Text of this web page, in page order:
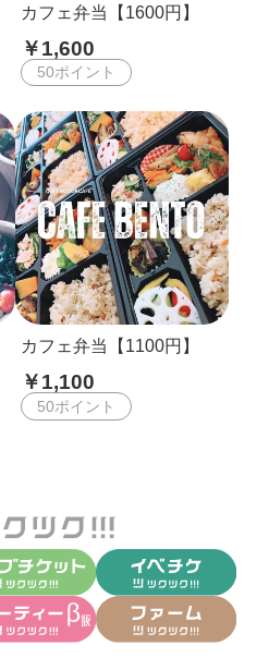
カフェ弁当【1600円】
￥1,600
50ポイント
カフェ弁当【1100円】
￥1,100
50ポイント